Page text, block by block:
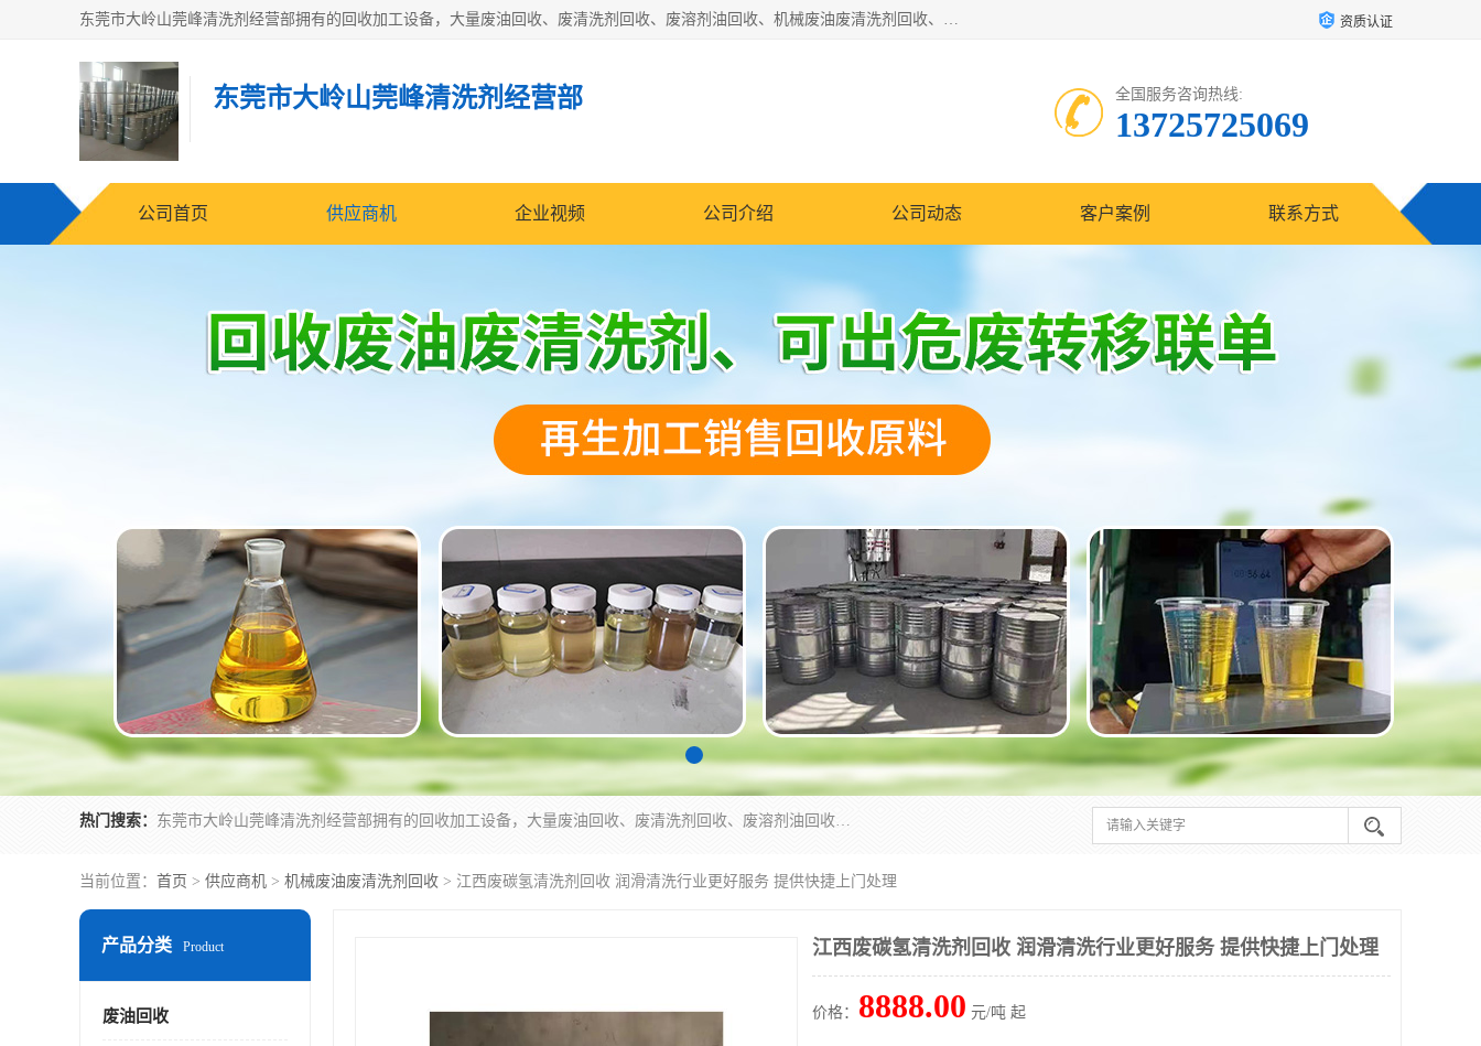
东莞市大岭山莞峰清洗剂经营部拥有的回收加工设备，大量废油回收、废清洗剂回收、废溶剂油回收、机械废油废清洗剂回收、废碳氢回收、碳氢液压油回收、碳氢二氯回收等废清洗剂处理；我们只是提供废旧化工原料的循环使用存放点，执行正规的存放，有正规的回收资质处理。同时我们公司批发零售回收级清洗剂，脱模油再生基础油，质量保证。 资质认证
东莞市大岭山莞峰清洗剂经营部 全国服务咨询热线:
13725725069
公司首页 供应商机 企业视频 公司介绍 公司动态 客户案例 联系方式
热门搜索： 东莞市大岭山莞峰清洗剂经营部拥有的回收加工设备，大量废油回收、废清洗剂回收、废溶剂油回收、机械废油废清洗剂回收、废碳氢回收、碳氢液压油回收、碳氢二氯回收等废清洗剂处理；我们只是提供废旧化工原料的循环使用存放点，执行正规的存放，有正规的回收资质处理。同时我们公司批发零售回收级清洗剂，脱模油再生基础油，质量保证。
当前位置： 首页 > 供应商机 > 机械废油废清洗剂回收 > 江西废碳氢清洗剂回收 润滑清洗行业更好服务 提供快捷上门处理
产品分类 Product
废油回收
江西废碳氢清洗剂回收 润滑清洗行业更好服务 提供快捷上门处理
价格： 8888.00 元/吨 起